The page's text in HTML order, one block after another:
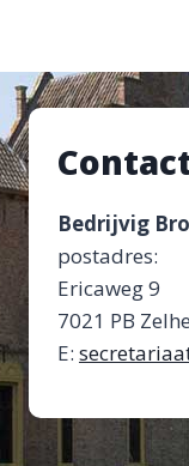
Bedrijvig
postadres:
Ericaweg 9
7021 PB
E: